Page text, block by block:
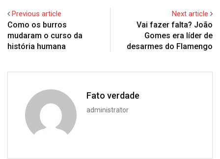
Previous article
Como os burros
mudaram o curso da
história humana
Next article
Vai fazer falta? João
Gomes era líder de
desarmes do Flamengo
Fato verdade
administrator